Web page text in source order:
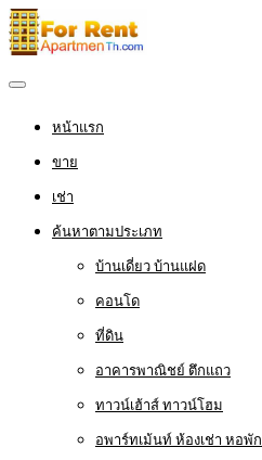
หน้าแรก
ขาย
เช่า
ค้นหาตามประเภท
บ้านเดี่ยว บ้านแฝด
คอนโด
ที่ดิน
อาคารพาณิชย์ ตึกแถว
ทาวน์เฮ้าส์ ทาวน์โฮม
อพาร์ทเม้นท์ ห้องเช่า หอพัก